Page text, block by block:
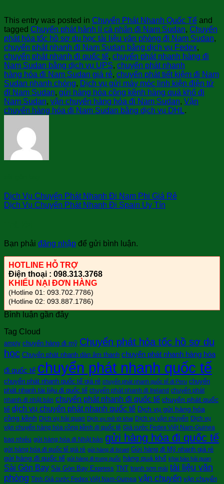
This entry was posted in Chuyển Phát Nhanh Quốc Tế and
tagged Chuyển phát hành lí cá nhân đi Nam Sudan, Chuyển
phát hỏa tốc hồ sơ du học tài liệu văn phòng đi Nam Sudan,
chuyển phát nhanh đi Nam Sudan bằng dịch vụ Fedex,
chuyển phát nhanh đi quốc tế, chuyển phát nhanh hàng đi
Nam Sudan bằng dịch vụ UPS, chuyển phát nhanh
hàng hóa đi Nam Sudan giá rẻ, chuyển phát tiết kiệm đi Nam
Sudan nhanh chóng, Dịch vụ gửi máy móc linh kiện điện tử
đi Nam Sudan, gửi hàng hóa cồng kềnh hàng quá khổ đi
Nam Sudan, vận chuyển hàng hóa đi Nam Sudan, Vận
chuyển hàng hóa đi Nam Sudan bằng dịch vụ DHL.
Dịch Vụ Chuyển Phát Nhanh Đi Nam Phi Giá Rẻ
Dịch Vụ Chuyển Phát Nhanh Đi Spain Uy Tín
Bạn phải đăng nhập để gửi bình luận.
HOTLINE HỖ TRỢ
Điện thoại : 098.313.3768
KHIẾU NẠI ĐƠN HÀNG
(Hotline 01: 093.702.7786)
(Hotline 02: 093.887.1786)
Bình luận gần đây
Tag Cloud
amply chuyển hàng đi mỹ Chuyển phát hỏa tốc hồ sơ du
học Chuyển phát nhanh dàn âm thanh chuyển phát nhanh hàng hóa
đi quốc tế chuyển phát nhanh quốc tế
chuyển phát nhanh quốc tế giá rẻ chuyển phát nhanh quốc tế đi Peru chuyển
phát nhanh tài liệu đi quốc tế chuyển phát nhanh đi Ireland chuyển phát
nhanh đi nhật bản chuyển phát nhanh đi quốc tế chuyển phát quốc
tế dịch vụ chuyển phát nhanh quốc tế Dịch vụ gửi hàng hóa
cồng kềnh Dịch vụ hải quan Dịch vụ mở tờ khai Dịch vụ vận chuyển Dịch vụ
vận chuyển hàng hóa cồng kềnh đi quốc tê Giá cước Fedex Việt Nam-Guinea
bao nhiêu gửi hàng hóa đi Nhật bản gửi hàng hóa đi quốc tế
gửi hàng hóa đi quốc tế giá rẻ gửi hàng đi Israel Gửi hàng đi Mỹ nhanh giá rẻ
gửi hàng đi quốc tế gửi hàng đi trung quốc hàng quá khổ khai báo hải quan
Sài Gòn Bay Sài Gòn Bay Express TNT tranh sơn mài tài liệu văn
phòng Tính Giá cước Fedex Việt Nam-Guinea vận chuyển vận chuyển